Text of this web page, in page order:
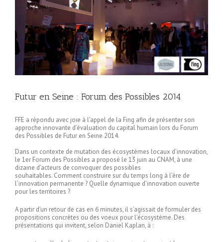
Futur en Seine : Forum des Possibles 2014
FFE a répondu avec joie à l’appel de la Fing afin de présenter son
approche innovante d’évaluation du capital humain lors du Forum
des Possibles de Futur en Seine 2014.
Dans un contexte de mutation des écosystèmes locaux d’innovation,
le 1er Forum des Possibles a proposé le 13 juin au CNAM, à une
dizaine d’acteurs de convoquer des possibles
souhaitables. Comment construire sur du temps long à l’ère de
l’innovation permanente ? Quelle dynamique d’innovation ouverte
pour les territoires ?
A partir d’un retour de cas en 6 minutes, il s’agissait de formuler des
propositions concrètes ou des voeux pour l’écosystème. Des
présentations qui invitent, selon Daniel Kaplan, à :